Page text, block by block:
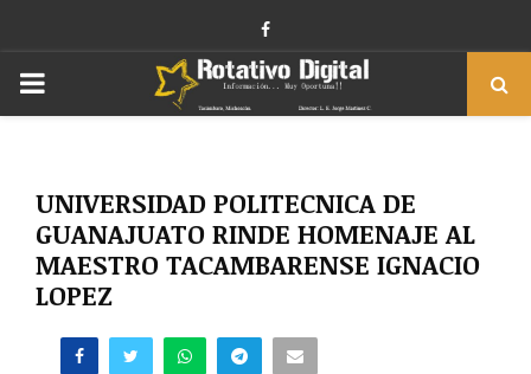
Facebook
PRIMARY
UNIVERSIDAD POLITECNICA DE
GUANAJUATO RINDE HOMENAJE AL
MAESTRO TACAMBARENSE IGNACIO
LOPEZ